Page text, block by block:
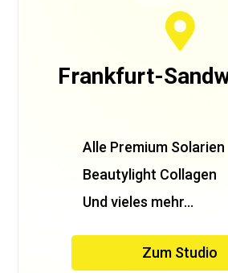

Frankfurt-
Alle Premium Solarien
Beautylight Collagen
Und vieles mehr…
Zum Studio